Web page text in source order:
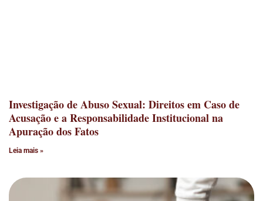
Investigação de Abuso Sexual: Direitos em Caso de
Acusação e a Responsabilidade Institucional na
Apuração dos Fatos
Leia mais »